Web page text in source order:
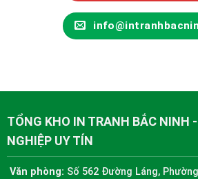
TỔNG KHO IN TRANH BẮC NINH
NGHIỆP UY TÍN
Văn phòng: Số 562 Đường Láng,